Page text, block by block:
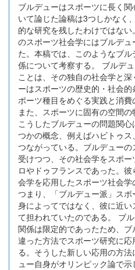
ブルデューはスポーツに長く
いて論じた論稿は3つしかなく
的な研究を残したわけではな
のスポーツ社会学にはブルデ
た。本稿では、このようなブ
係について考察する。 ブルデ
ことは、その独自の社会学と
ーはスポーツの歴史的・社会
ポーツ種目をめぐる実践と消費
また、スポーツに固有の空間の
こうしたブルデューの問題関
つかの概念、例えばハビトゥ
つながっている。ブルデュー
受けつつ、その社会学をスポ
ロやドゥフランスであった。
会学を応用したスポーツ社会学
つまり、「ブルデュー派」ス
身によってではなく、彼に近
て担われていたのである。 ブ
関係は限定的であったため、
違った方法でスポーツ研究に
る。そうした新しい応用の方
ュー自身がオリンピック論で